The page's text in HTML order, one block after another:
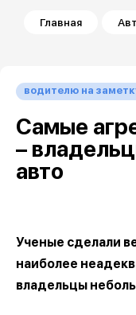
Строка
Главная
водителю на
Самые
–
авто
Ученые сделали
наиболее
владельцы